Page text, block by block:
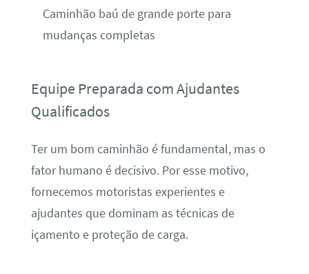
Caminhão baú de grande porte para
mudanças completas
Equipe Preparada com Ajudantes
Qualificados
Ter um bom caminhão é fundamental, mas o
fator humano é decisivo. Por esse motivo,
fornecemos motoristas experientes e
ajudantes que dominam as técnicas de
içamento e proteção de carga.